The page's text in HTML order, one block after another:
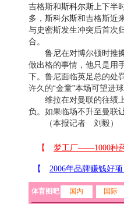
吉格斯和斯科尔斯上下半
多， 斯科尔斯和吉格斯近
与史密斯发生冲突后首次
合。
鲁尼在对博尔顿时推
做出格的事情，他只是用
下。鲁尼面临英足总的处
许久的“金童”本场可望进球
维拉在对曼联的往绩上
负。如果临场不升至曼联
（本报记者 刘毅）
体育图吧 国内 国际